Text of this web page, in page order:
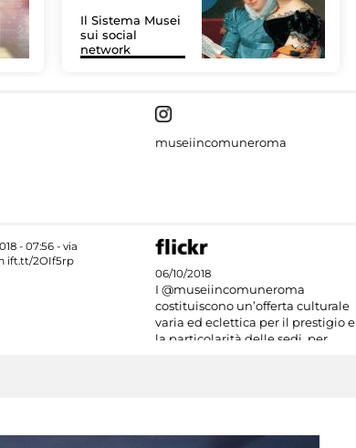
Il Sistema Musei
sui social
network
museiincomuneroma
06/10/2018
I @museiincomuneroma
costituiscono un’offerta culturale
varia ed eclettica per il prestigio e
la particolarità delle sedi, per